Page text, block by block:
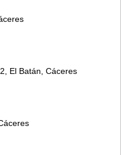
El Batán, Cáceres